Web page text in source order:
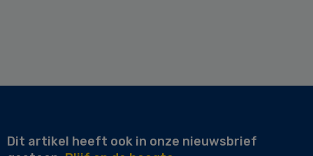
Dit artikel heeft ook in onze nieuwsbrief